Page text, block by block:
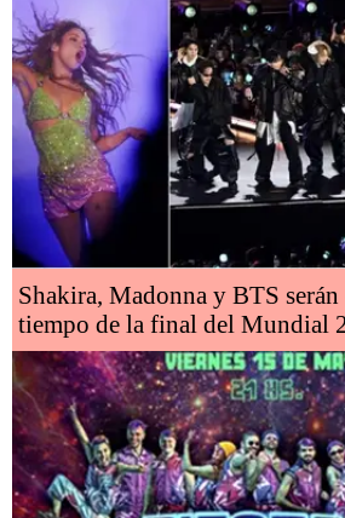
Shakira, Madonna y BTS
tiempo de la final del Mundial